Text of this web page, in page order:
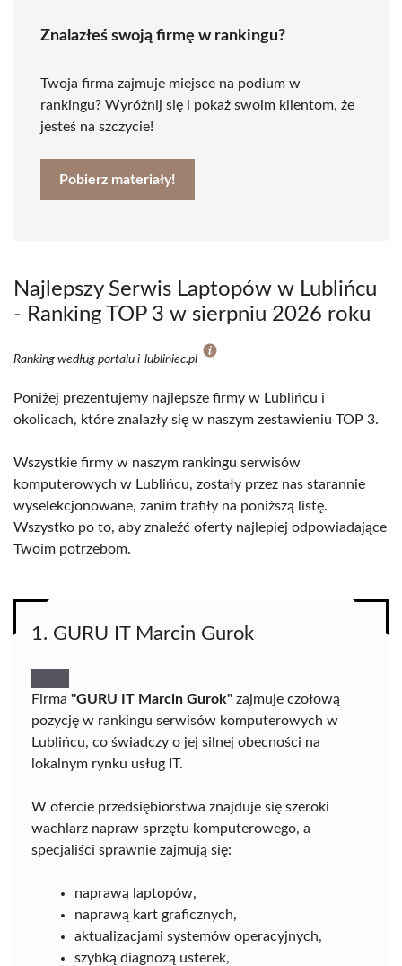
Znalazłeś swoją firmę w rankingu?
Twoja firma zajmuje miejsce na podium w
rankingu? Wyróżnij się i pokaż swoim klientom, że
jesteś na szczycie!
Pobierz materiały!
Najlepszy Serwis Laptopów w Lublińcu
- Ranking TOP 3 w sierpniu 2026 roku
Ranking według portalu i-lubliniec.pl
Poniżej prezentujemy najlepsze firmy w Lublińcu i
okolicach, które znalazły się w naszym zestawieniu TOP 3.
Wszystkie firmy w naszym rankingu serwisów
komputerowych w Lublińcu, zostały przez nas starannie
wyselekcjonowane, zanim trafiły na poniższą listę.
Wszystko po to, aby znaleźć oferty najlepiej odpowiadające
Twoim potrzebom.
1. GURU IT Marcin Gurok
Firma "GURU IT Marcin Gurok" zajmuje czołową
pozycję w rankingu serwisów komputerowych w
Lublińcu, co świadczy o jej silnej obecności na
lokalnym rynku usług IT.
W ofercie przedsiębiorstwa znajduje się szeroki
wachlarz napraw sprzętu komputerowego, a
specjaliści sprawnie zajmują się:
naprawą laptopów,
naprawą kart graficznych,
aktualizacjami systemów operacyjnych,
szybką diagnozą usterek,